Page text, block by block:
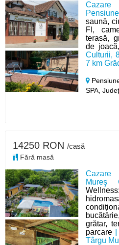
Cazare
saună,
FI,
terasă,
de
Culturii,
7 km
SPA,
Cazare
Mureş
grătar,
parcare
Târgu
14250 RON /casă
Fără masă